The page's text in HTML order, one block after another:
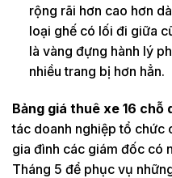
rộng rãi hơn cao hơn
loại ghế có lối đi giữa
là vàng đựng hành lý
nhiều trang bị hơn hẳn.
Bảng giá thuê xe 16 chỗ
tác doanh nghiệp tổ chức
gia đình các giám đốc có
Tháng 5 để phục vụ